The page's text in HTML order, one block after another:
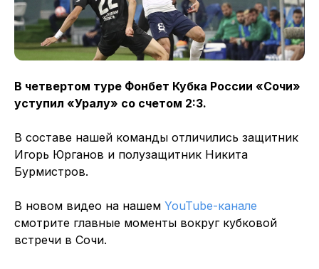
В четвертом туре Фонбет Кубка России «Сочи»
уступил «Уралу» со счетом 2:3.
В составе нашей команды отличились защитник
Игорь Юрганов и полузащитник Никита
Бурмистров.
В новом видео на нашем YouTube-канале
смотрите главные моменты вокруг кубковой
встречи в Сочи.